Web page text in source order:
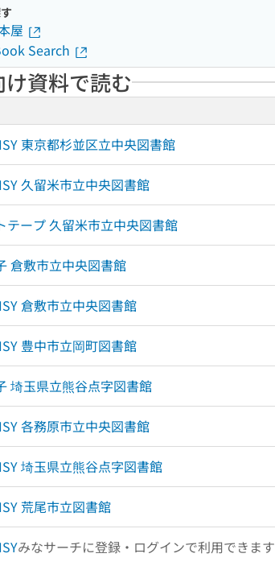
屋
Search
資料で読む
東京都杉並区立中央図書館
久留米市立中央図書館
テープ 久留米市立中央図書館
倉敷市立中央図書館
倉敷市立中央図書館
豊中市立岡町図書館
埼玉県立熊谷点字図書館
各務原市立中央図書館
埼玉県立熊谷点字図書館
荒尾市立図書館
みなサーチに登録・ログインで利用できます